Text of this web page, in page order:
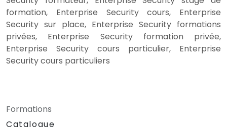
formation, Enterprise Security cours, Enterprise
Security sur place, Enterprise Security formations
privées, Enterprise Security formation privée,
Enterprise Security cours particulier, Enterprise
Security cours particuliers
Formations
Catalogue